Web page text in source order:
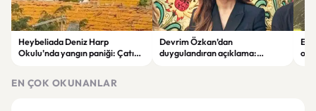
Heybeliada Deniz Harp
Okulu’nda yangın paniği: Çatıda
Devrim Özkan’dan
duygulandıran açıklama:
EN ÇOK OKUNANLAR